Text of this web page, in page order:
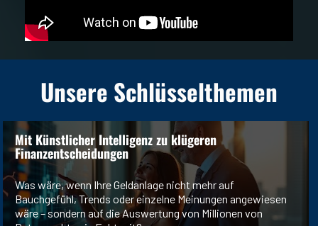
Unsere Schlüsselthemen
Mit Künstlicher Intelligenz zu klügeren
Finanzentscheidungen
Was wäre, wenn Ihre Geldanlage nicht mehr auf
Bauchgefühl, Trends oder einzelne Meinungen angewiesen
wäre – sondern auf die Auswertung von Millionen von